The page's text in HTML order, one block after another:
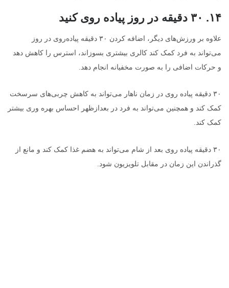
۱۴. ۳۰ دقیقه در روز پیاده روی کنید
علاوه بر ورزش‌های دیگر، اضافه کردن ۳۰ دقیقه پیاده‌روی در روز
می‌تواند به فرد کمک کند کالری بیشتری بسوزاند، استرس را کاهش دهد
و حرکات اضافی را به صورت مخفیانه انجام دهد.
۳۰ دقیقه پیاده روی در زمان ناهار می‌تواند به کاهش چربی‌های سرسخت
کمک کند و همچنین می‌تواند به فرد در بعدازظهر احساس بهره وری بیشتر
کمک کند.
۳۰ دقیقه پیاده روی بعد از شام می‌تواند به هضم غذا کمک کند و مانع از
گذراندن این زمان در مقابل تلویزیون شود.